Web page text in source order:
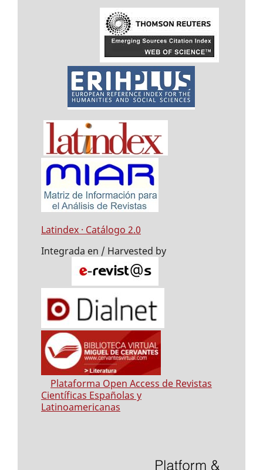
Latindex · Catálogo 2.0
Integrada en / Harvested by
Plataforma Open Access de Revistas
Científicas Españolas y
Latinoamericanas